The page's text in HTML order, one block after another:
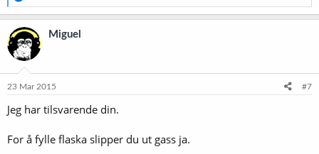
e
a
k
s
o
e
:
Miguel
23 Mar 2015 #7
Jeg har tilsvarende din.
For å fylle flaska slipper du ut gass ja.